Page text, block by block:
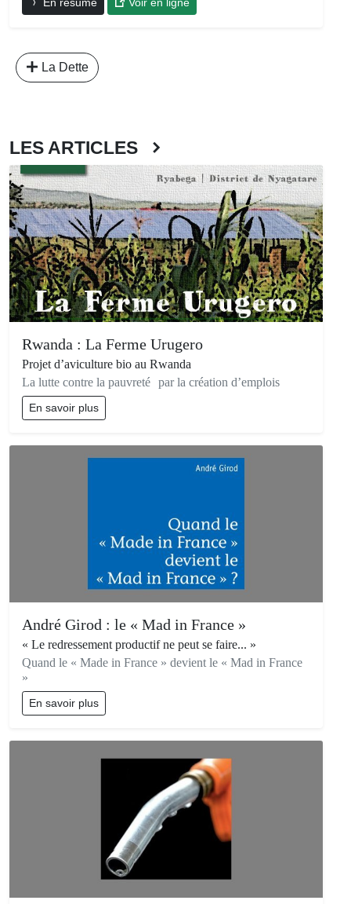
La Dette
LES ARTICLES
Rwanda : La Ferme Urugero
Projet d’aviculture bio au Rwanda
La lutte contre la pauvreté par la création d’emplois
En savoir plus
André Girod : le « Mad in France »
« Le redressement productif ne peut se faire... »
Quand le « Made in France » devient le « Mad in France
»
En savoir plus